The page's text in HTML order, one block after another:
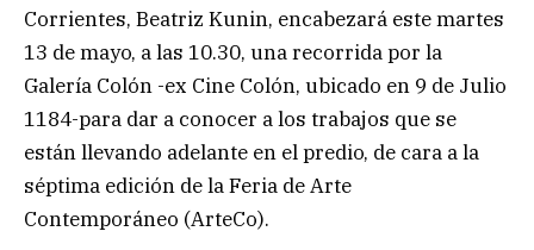
Corrientes, Beatriz Kunin, encabezará este martes
13 de mayo, a las 10.30, una recorrida por la
Galería Colón -ex Cine Colón, ubicado en 9 de Julio
1184-para dar a conocer a los trabajos que se
están llevando adelante en el predio, de cara a la
séptima edición de la Feria de Arte
Contemporáneo (ArteCo).